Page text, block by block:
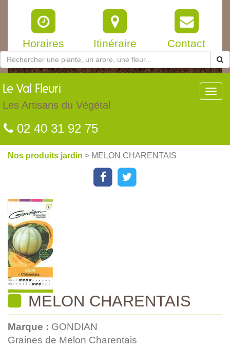
Horaires Itinéraire Contact
Le Val Fleuri
Les Artisans du Végétal
02 40 31 92 75
Nos produits jardin > MELON CHARENTAIS
MELON CHARENTAIS
Marque : GONDIAN
Graines de Melon Charentais